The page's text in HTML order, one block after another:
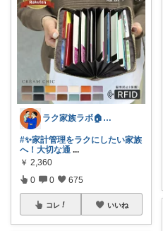
ラク家族ラボ🏠️30代子育てパパルーム
#✨家計管理をラクにしたい家族
へ！大切な通 ...
￥ 2,360
0 0 675
コレ いいね